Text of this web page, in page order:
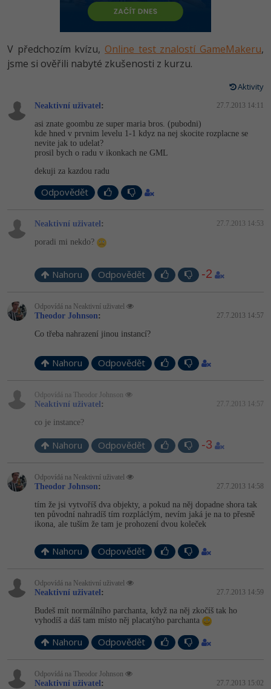
HTML5, CSS3, Bootstrap, SEO
SQL a databáze
UML a návrhové vzory
React
ASP.NET MVC
Django
Best practices
JavaScript
HTML / CSS
UML a návrhové vzory
MySQL/MariaDB
MS-SQL
SQLite
Vývojář mobilních aplikací
C# Game developer
Tester
Systémový administrátor
Projektový manažer
WordPress specialista
-80%
-80%
PHP -80%
Swift -80%
Kotlin -80%
-80%
SQL
Návrh SW
Fórum
Kurzy e-commerce
Digitální gramotnost
Marketing -30%
WordPress
SEO -30%
UX
Kurzy designu
HTML/CSS
Photoshop -80%
Adobe Illustrator -80%
Adobe Lightroom -30%
Adobe XD -15%
Adobe InDesign -25%
Adobe After Effects
Příběhy absolventů
Kariéra
V předchozím kvízu, Online test znalostí GameMakeru,
jsme si ověřili nabyté zkušenosti z kurzu.
Aktivity
Neaktivní uživatel: 27.7.2013 14:11
asi znate goombu ze super maria bros. (pubodni)
kde hned v prvnim levelu 1-1 kdyz na nej skocite rozplacne se
nevite jak to udelat?
prosil bych o radu v ikonkach ne GML
dekuji za kazdou radu
Odpovědět
Neaktivní uživatel : 27.7.2013 14:53
poradi mi nekdo?
Nahoru Odpovědět -2
Odpovídá na Neaktivní uživatel
Theodor Johnson: 27.7.2013 14:57
Co třeba nahrazení jinou instancí?
Nahoru Odpovědět
Odpovídá na Theodor Johnson
Neaktivní uživatel : 27.7.2013 14:57
co je instance?
Nahoru Odpovědět -3
Odpovídá na Neaktivní uživatel
Theodor Johnson: 27.7.2013 14:58
tím že jsi vytvoříš dva objekty, a pokud na něj dopadne shora tak
ten původní nahradíš tím rozpláclým, nevím jaká je na to přesně
ikona, ale tuším že tam je prohození dvou koleček
Nahoru Odpovědět
Odpovídá na Neaktivní uživatel
Neaktivní uživatel: 27.7.2013 14:59
Budeš mít normálního parchanta, když na něj zkočíš tak ho
vyhodíš a dáš tam místo něj placatýho parchanta
Nahoru Odpovědět
Odpovídá na Theodor Johnson
Neaktivní uživatel : 27.7.2013 15:02